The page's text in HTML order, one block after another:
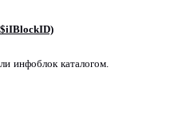
инфоблок каталогом.